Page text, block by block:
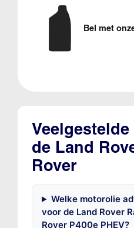
Bel met
de Land
Rover
Welke motorolie
voor de Land Rover
Rover P400e PHEV?